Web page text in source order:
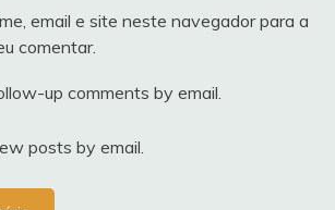
email e site neste navegador para a
comentar.
up comments by email.
posts by email.